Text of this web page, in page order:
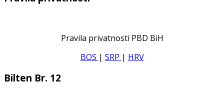
Pravila privatnosti PBD BiH
BOS | SRP | HRV
Bilten Br. 12